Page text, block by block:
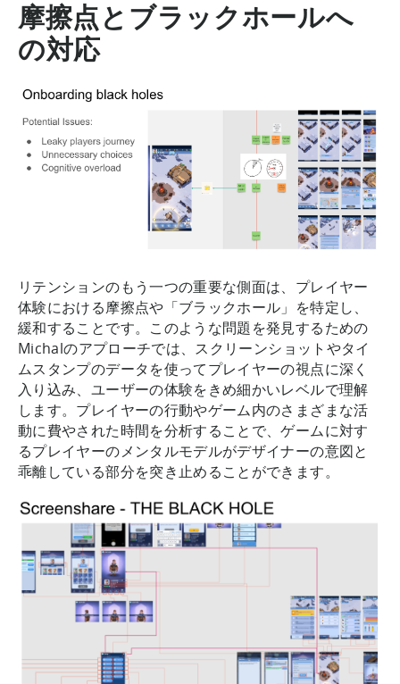
摩擦点とブラックホールへ
の対応
リテンションのもう一つの重要な側面は、プレイヤー
体験における摩擦点や「ブラックホール」を特定し、
緩和することです。このような問題を発見するための
Michalのアプローチでは、スクリーンショットやタイ
ムスタンプのデータを使ってプレイヤーの視点に深く
入り込み、ユーザーの体験をきめ細かいレベルで理解
します。プレイヤーの行動やゲーム内のさまざまな活
動に費やされた時間を分析することで、ゲームに対す
るプレイヤーのメンタルモデルがデザイナーの意図と
乖離している部分を突き止めることができます。